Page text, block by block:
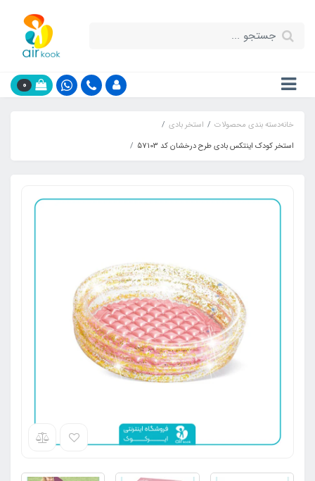
0
خانهدسته بندی محصولات
استخر بادی
استخر کودک اینتکس بادی طرح درخشان کد 57103